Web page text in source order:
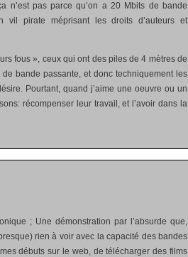
n’est pas parce qu’on a 20 Mbits de bande
vil pirate méprisant les droits d’auteurs et
fous », ceux qui ont des piles de 4 mètres de
bande passante, et donc techniquement les
Pourtant, quand j’aime une oeuvre ou un
récompenser leur travail, et l’avoir dans la
; Une démonstration par l’absurde que,
rien à voir avec la capacité des bandes
débuts sur le web, de télécharger des films